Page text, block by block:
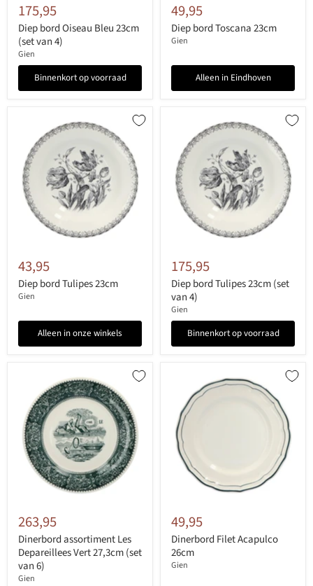
175,95
Diep bord Oiseau Bleu 23cm
(set van 4)
Gien
Binnenkort op voorraad
49,95
Diep bord Toscana 23cm
Gien
Alleen in Eindhoven
43,95
Diep bord Tulipes 23cm
Gien
Alleen in onze winkels
175,95
Diep bord Tulipes 23cm (set
van 4)
Gien
Binnenkort op voorraad
263,95
Dinerbord assortiment Les
Depareillees Vert 27,3cm (set
van 6)
Gien
49,95
Dinerbord Filet Acapulco
26cm
Gien